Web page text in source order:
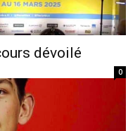
dévoilé
0